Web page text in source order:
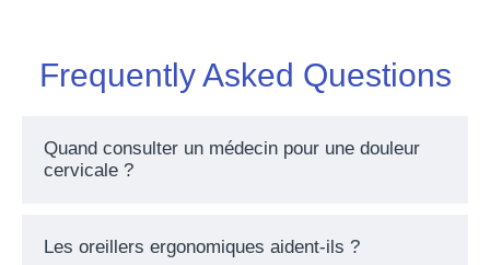
Frequently Asked Questions
Quand consulter un médecin pour une douleur
cervicale ?
Les oreillers ergonomiques aident-ils ?